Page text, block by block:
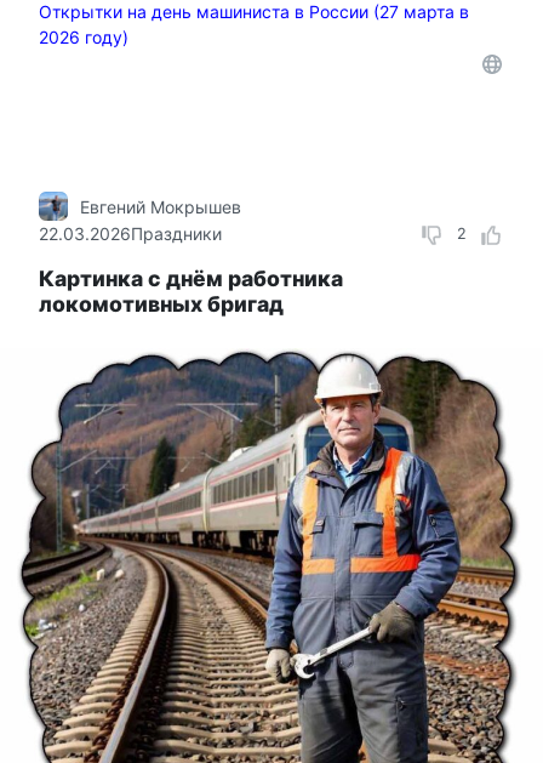
Открытки на день машиниста в России (27 марта в
2026 году)
2
Евгений Мокрышев
22.03.2026Праздники
Картинка с днём работника
локомотивных бригад